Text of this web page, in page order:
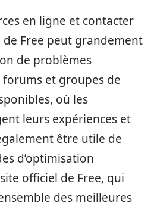
en ligne et contacter
de Free peut grandement
de problèmes
forums et groupes de
où les
leurs expériences et
être utile de
d’optimisation
officiel de Free, qui
des meilleures